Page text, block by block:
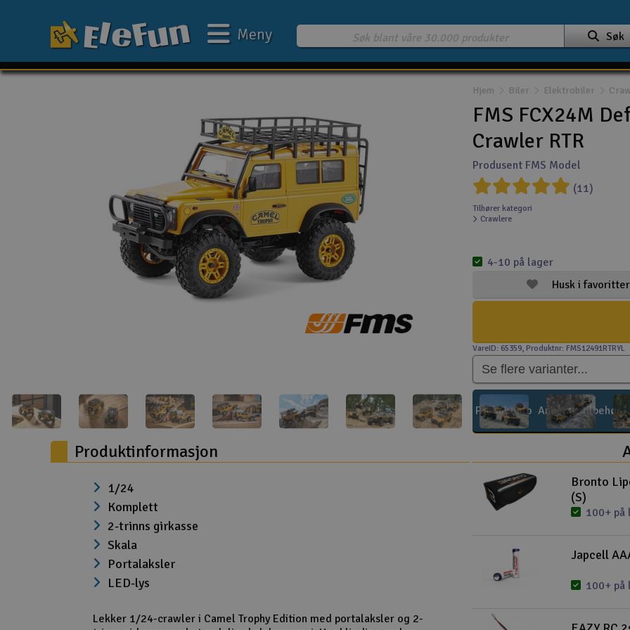
3D-print
Batteri & ladere
Bilbane
Fly
Helikopter
Kamerautstyr
Modelljernbane
Motor & tilbehør
Outlet
Radioutstyr
Raketter
Søk
Meny
Hjem Biler Elektrobiler
FMS FCX24M
Crawler RTR
Produsent FMS Model
(11)
Tilhører kategori
Crawlere
Husk i favoritter
4-10 på lager
VareID: 65359, Produktnr: FMS12491RTRYL
Produktinfo Anbefalt tilbehør
Produktinformasjon
1/24
Komplett
2-trinns girkasse
Skala
Portalaksler
LED-lys
Lekker 1/24-crawler i Camel Trophy Edition med portalaksler og 2-
Bronto
(S)
100+ på
Japcell
100+ på